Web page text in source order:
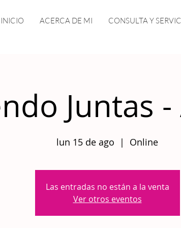
INICIO ACERCA DE MI CONSULTA Y
Juntas
lun 15 de ago
  |
Online
Las entradas no están a la venta
Ver otros eventos